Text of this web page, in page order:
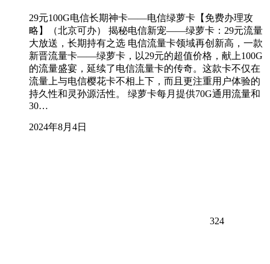
29元100G电信长期神卡——电信绿萝卡【免费办理攻
略】（北京可办） 揭秘电信新宠——绿萝卡：29元流量
大放送，长期持有之选 电信流量卡领域再创新高，一款
新晋流量卡——绿萝卡，以29元的超值价格，献上100G
的流量盛宴，延续了电信流量卡的传奇。这款卡不仅在
流量上与电信樱花卡不相上下，而且更注重用户体验的
持久性和灵孙源活性。 绿萝卡每月提供70G通用流量和
30…
2024年8月4日
324